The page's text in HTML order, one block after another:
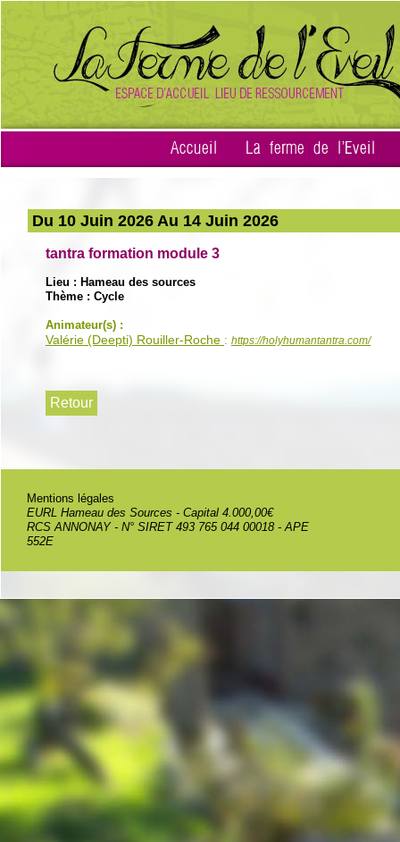
Accueil La ferme de l'Eveil
Du 10 Juin 2026 Au 14 Juin 2026
tantra formation module 3
Lieu : Hameau des sources
Thème : Cycle
Animateur(s) :
Valérie (Deepti) Rouiller-Roche : https://holyhumantantra.com/
Mentions légales
EURL Hameau des Sources - Capital 4.000,00€
RCS ANNONAY - N° SIRET 493 765 044 00018 - APE
552E